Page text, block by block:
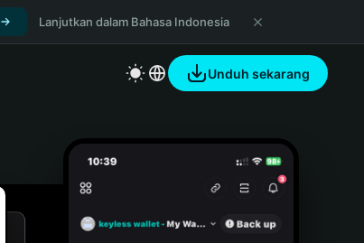
Lanjutkan dalam Bahasa Indonesia
Unduh sekarang